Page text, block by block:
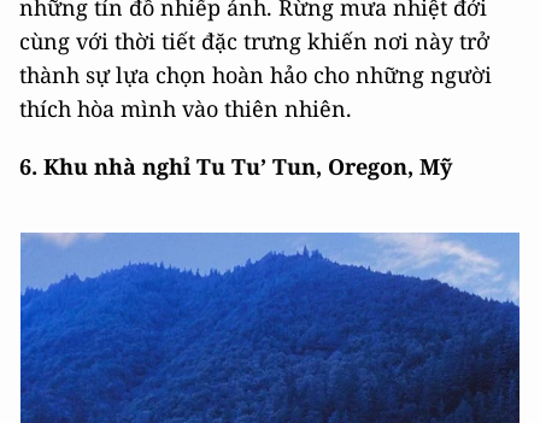
những tín đồ nhiếp ảnh. Rừng mưa nhiệt đới
cùng với thời tiết đặc trưng khiến nơi này trở
thành sự lựa chọn hoàn hảo cho những người
thích hòa mình vào thiên nhiên.
6. Khu nhà nghỉ Tu Tu’ Tun, Oregon, Mỹ